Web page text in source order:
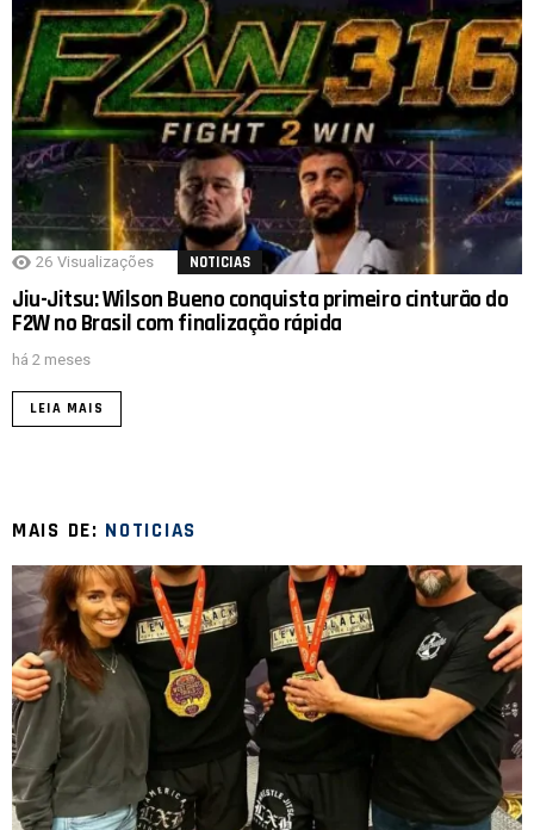
26 Visualizações NOTICIAS
Jiu-Jitsu: Wilson Bueno conquista primeiro cinturão do
F2W no Brasil com finalização rápida
há 2 meses
LEIA MAIS
MAIS DE: NOTICIAS